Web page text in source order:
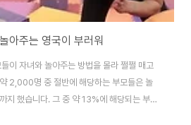
아주는 영국이 부러워
이 자녀와 놀아주는 방법을 몰라 쩔쩔 매고
2,000명 중 절반에 해당하는 부모들은 놀
지 했습니다. 그 중 약 13%에 해당되는 부모
이로제라고 했으며, 17%는 단지 아이들이